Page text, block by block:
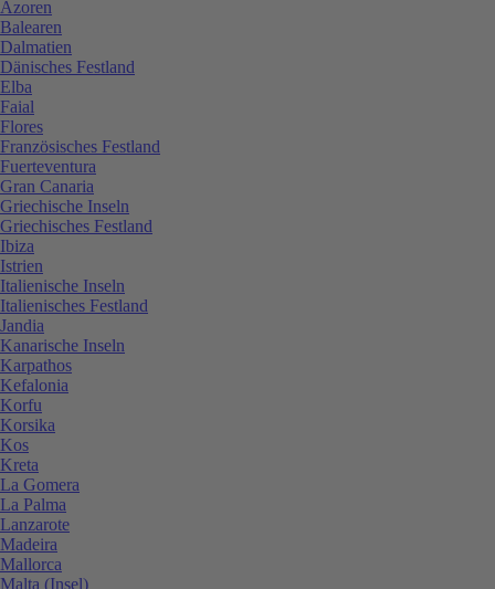
Azoren
Balearen
Dalmatien
Dänisches Festland
Elba
Faial
Flores
Französisches Festland
Fuerteventura
Gran Canaria
Griechische Inseln
Griechisches Festland
Ibiza
Istrien
Italienische Inseln
Italienisches Festland
Jandia
Kanarische Inseln
Karpathos
Kefalonia
Korfu
Korsika
Kos
Kreta
La Gomera
La Palma
Lanzarote
Madeira
Mallorca
Malta (Insel)